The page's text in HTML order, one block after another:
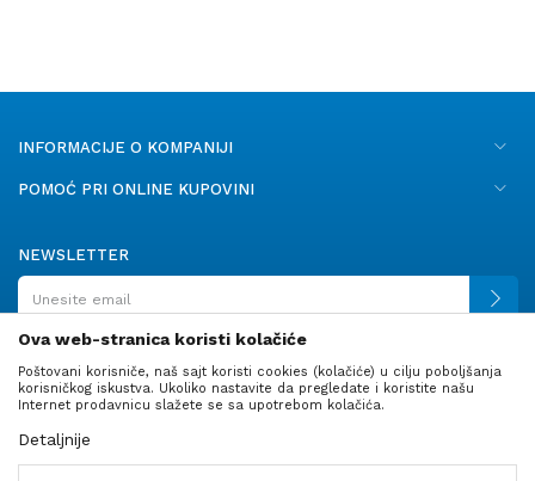
INFORMACIJE O KOMPANIJI
POMOĆ PRI ONLINE KUPOVINI
NEWSLETTER
PRATITE NAS
Ova web-stranica koristi kolačiće
Poštovani korisniče, naš sajt koristi cookies (kolačiće) u cilju poboljšanja
korisničkog iskustva. Ukoliko nastavite da pregledate i koristite našu
Internet prodavnicu slažete se sa upotrebom kolačića.
Detaljnije